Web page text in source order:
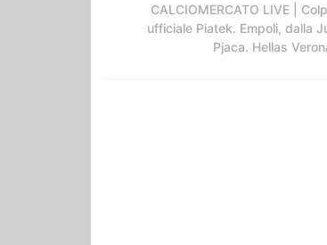
CALCIOMERCATO LIVE |
ufficiale Piatek. Empoli, dalla
Pjaca. Hellas